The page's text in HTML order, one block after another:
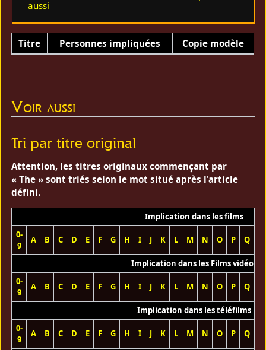
aussi
Titre Personnes impliquées Copie modèle
Voir aussi
Tri par titre original
Attention, les titres originaux commençant par
« The » sont triés selon le mot situé après l'article
défini.
Implication dans les films
0-
9
A B C D E F G H I J K L M N O P Q
Implication dans les Films vidéos
0-
9
A B C D E F G H I J K L M N O P Q
Implication dans les téléfilms
0-
9
A B C D E F G H I J K L M N O P Q